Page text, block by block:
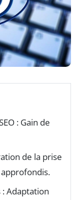
: Gain de
de la prise
Adaptation